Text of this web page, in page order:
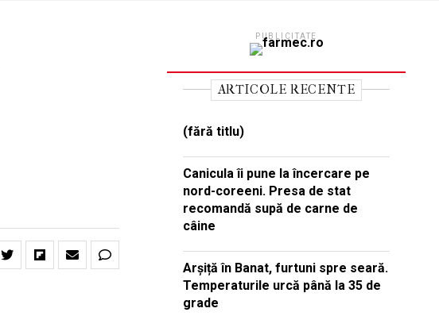
PUBLICITATE
ARTICOLE RECENTE
(fără titlu)
Canicula îi pune la încercare pe
nord-coreeni. Presa de stat
recomandă supă de carne de
câine
Arșiță în Banat, furtuni spre seară.
Temperaturile urcă până la 35 de
grade